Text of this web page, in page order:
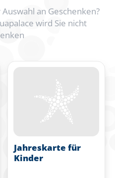
an Geschenken?
wird Sie nicht
Jahreskarte für
Kinder